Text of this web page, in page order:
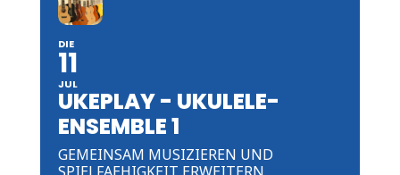
DIE
11
JUL
UKEPLAY - UKULELE-
ENSEMBLE 1
GEMEINSAM MUSIZIEREN UND